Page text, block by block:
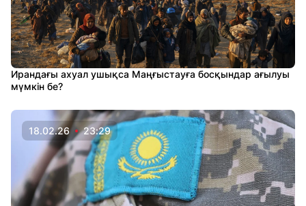
Ирандағы ахуал ушықса Маңғыстауға босқындар ағылуы
мүмкін бе?
18.02.26 23:29